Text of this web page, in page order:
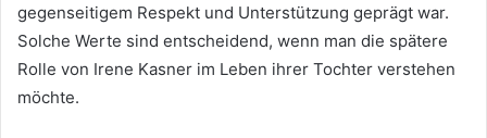
gegenseitigem Respekt und Unterstützung geprägt war.
Solche Werte sind entscheidend, wenn man die spätere
Rolle von Irene Kasner im Leben ihrer Tochter verstehen
möchte.